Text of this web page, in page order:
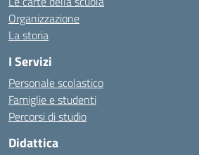
Organizzazione
La storia
I Servizi
Personale scolastico
Famiglie e studenti
Percorsi di studio
Didattica